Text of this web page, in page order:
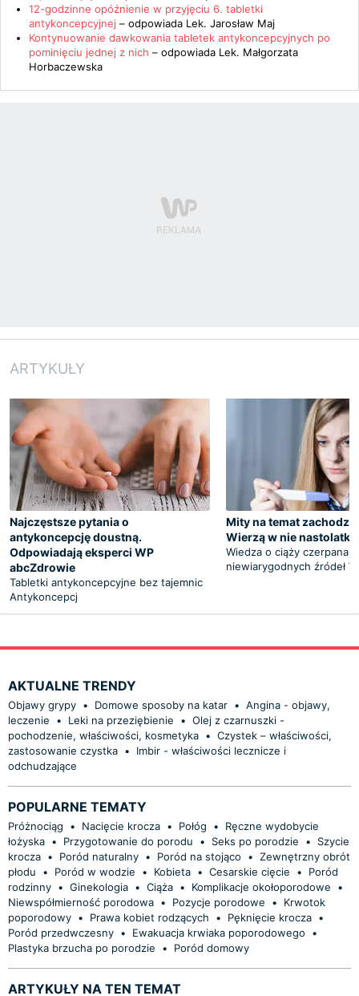
12-godzinne opóźnienie w przyjęciu 6. tabletki
antykoncepcyjnej – odpowiada Lek. Jarosław Maj
Kontynuowanie dawkowania tabletek antykoncepcyjnych po
pominięciu jednej z nich – odpowiada Lek. Małgorzata
Horbaczewska
ARTYKUŁY
Najczęstsze pytania o
antykoncepcję doustną.
Odpowiadają eksperci WP
abcZdrowie
Tabletki antykoncepcyjne bez tajemnic
Antykoncepcj
Mity na temat
Wierzą w nie nastolatki
Wiedza o ciąży czerpana z
niewiarygodnych źródeł W
AKTUALNE TRENDY
Objawy grypy • Domowe sposoby na katar • Angina - objawy,
leczenie
• Leki na przeziębienie • Olej z czarnuszki -
pochodzenie, właściwości, kosmetyka • Czystek – właściwości,
zastosowanie czystka •
Imbir - właściwości lecznicze i
odchudzające
POPULARNE TEMATY
Próżnociąg • Nacięcie krocza • Połóg •
Ręczne wydobycie
łożyska • Przygotowanie do porodu • Seks po porodzie •
Szycie
krocza • Poród naturalny • Poród na stojąco • Zewnętrzny obrót
płodu
• Poród w wodzie • Kobieta • Cesarskie cięcie •
Poród
rodzinny • Ginekologia • Ciąża • Komplikacje okołoporodowe
•
Niewspółmierność porodowa • Pozycje porodowe •
Krwotok
poporodowy • Prawa kobiet rodzących • Pęknięcie krocza •
Poród przedwczesny • Ewakuacja krwiaka poporodowego
•
Plastyka brzucha po porodzie
• Poród domowy
ARTYKUŁY NA TEN TEMAT